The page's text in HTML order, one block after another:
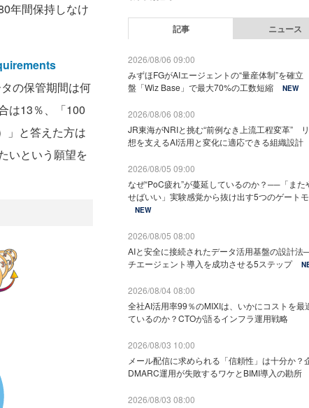
年間保持しなけ
の保管期間は何
は13％、「100
」と答えた方は
いという願望を
記事 ニュース
2026/08/06 09:00
みずほFGがAIエージェントの“量産体制”を確
盤「Wiz Base」で最大70%の工数短縮
NEW
2026/08/06 08:00
JR東海がNRIと挑む“前例なき上流工程変革”
想を支えるAI活用と変化に適応できる組織設計
2026/08/05 09:00
なぜ“PoC疲れ”が蔓延しているのか？──「また
せばいい」実験感覚から抜け出す5つのゲート
NEW
2026/08/05 08:00
AIと安全に接続されたデータ活用基盤の設計法
チエージェント導入を成功させる5ステップ
2026/08/04 08:00
全社AI活用率99％のMIXIは、いかにコストを最
ているのか？CTOが語るインフラ運用戦略
2026/08/03 10:00
メール配信に求められる「信頼性」は十分か？
DMARC運用が失敗するワケとBIMI導入の勘所
2026/08/03 08:00